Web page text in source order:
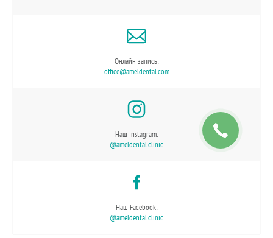
Онлайн запись:
office@ameldental.com
Наш Instagram:
@ameldental.clinic
Наш Facebook:
@ameldental.clinic